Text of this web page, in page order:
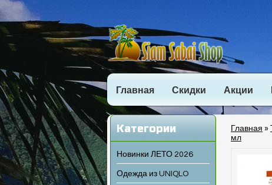
Главная Скидки Акции
Категории
Новинки ЛЕТО 2026
Одежда из UNIQLO
Главная »
мл